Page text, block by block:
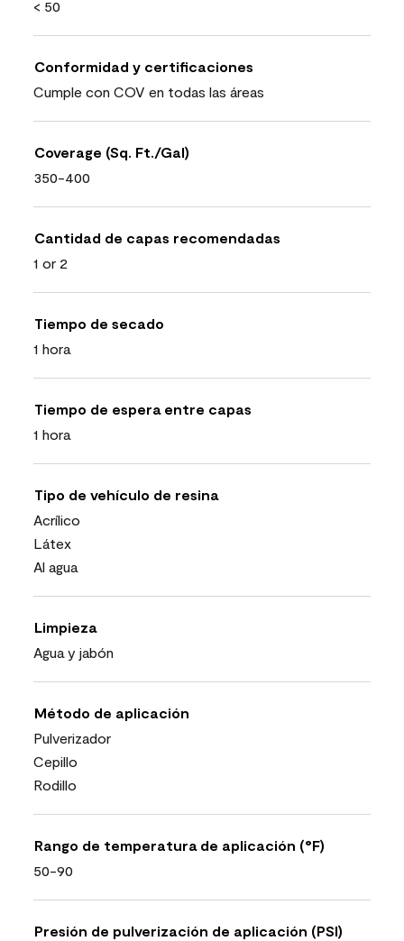
< 50
Conformidad y certificaciones
Cumple con COV en todas las áreas
Coverage (Sq. Ft./Gal)
350-400
Cantidad de capas recomendadas
1 or 2
Tiempo de secado
1 hora
Tiempo de espera entre capas
1 hora
Tipo de vehículo de resina
Acrílico
Látex
Al agua
Limpieza
Agua y jabón
Método de aplicación
Pulverizador
Cepillo
Rodillo
Rango de temperatura de aplicación (°F)
50-90
Presión de pulverización de aplicación (PSI)